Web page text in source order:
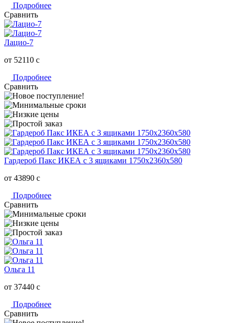
Подробнее
Сравнить
Лацио-7
от 52110 c
Подробнее
Сравнить
Гардероб Пакс ИКЕА с 3 ящиками 1750х2360х580
от 43890 c
Подробнее
Сравнить
Ольга 11
от 37440 c
Подробнее
Сравнить